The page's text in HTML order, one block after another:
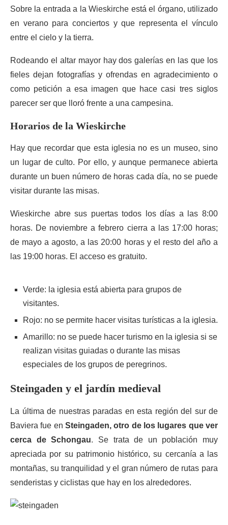
Sobre la entrada a la Wieskirche está el órgano, utilizado
en verano para conciertos y que representa el vínculo
entre el cielo y la tierra.
Rodeando el altar mayor hay dos galerías en las que los
fieles dejan fotografías y ofrendas en agradecimiento o
como petición a esa imagen que hace casi tres siglos
parecer ser que lloró frente a una campesina.
Horarios de la Wieskirche
Hay que recordar que esta iglesia no es un museo, sino
un lugar de culto. Por ello, y aunque permanece abierta
durante un buen número de horas cada día, no se puede
visitar durante las misas.
Wieskirche abre sus puertas todos los días a las 8:00
horas. De noviembre a febrero cierra a las 17:00 horas;
de mayo a agosto, a las 20:00 horas y el resto del año a
las 19:00 horas. El acceso es gratuito.
Verde: la iglesia está abierta para grupos de
visitantes.
Rojo: no se permite hacer visitas turísticas a la iglesia.
Amarillo: no se puede hacer turismo en la iglesia si se
realizan visitas guiadas o durante las misas
especiales de los grupos de peregrinos.
Steingaden y el jardín medieval
La última de nuestras paradas en esta región del sur de
Baviera fue en Steingaden, otro de los lugares que ver
cerca de Schongau. Se trata de un población muy
apreciada por su patrimonio histórico, su cercanía a las
montañas, su tranquilidad y el gran número de rutas para
senderistas y ciclistas que hay en los alrededores.